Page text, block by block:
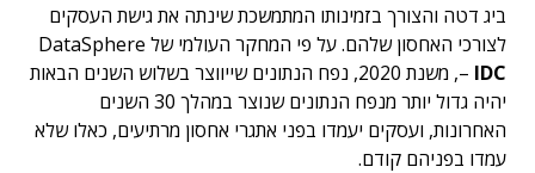
ביג דטה והצורך בזמינותו המתמשכת שינתה את גישת העסקים
לצורכי האחסון שלהם. על פי המחקר העולמי של DataSphere
– IDC
, משנת 2020, נפח הנתונים שייווצר בשלוש השנים הבאות
יהיה גדול יותר מנפח הנתונים שנוצר במהלך 30 השנים
האחרונות, ועסקים יעמדו בפני אתגרי אחסון מרתיעים, כאלו שלא
עמדו בפניהם קודם.